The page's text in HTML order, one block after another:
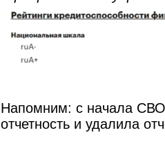
Напомним: с начала СВО
отчетность и удалила